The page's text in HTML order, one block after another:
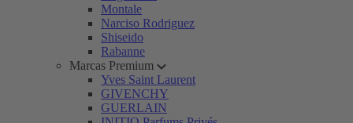
Montale
Narciso Rodriguez
Shiseido
Rabanne
Marcas Premium
Yves Saint Laurent
GIVENCHY
GUERLAIN